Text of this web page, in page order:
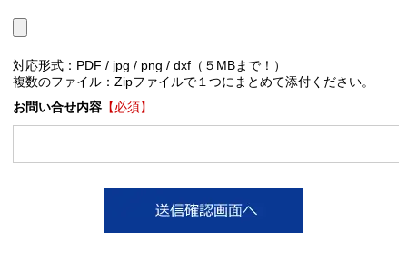
対応形式：PDF / jpg / png / dxf（５MBまで！）
複数のファイル：Zipファイルで１つにまとめて添付ください。
お問い合せ内容【必須】